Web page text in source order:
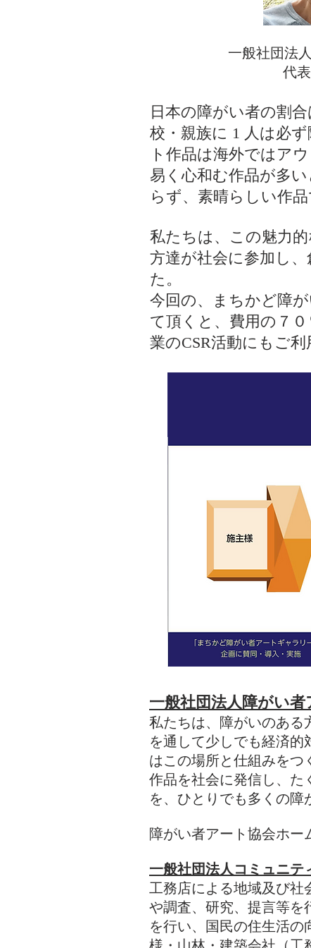
一般社団法
代
日本の障がい者の割
校・親族に 1 人は必
ト作品は海外ではア
易く心和む作品が多
らず、素晴らしい作
私たちは、この魅力
方達が社会に参加し
た。
今回の、まちかど障
て頂くと、費用の７
業のCSR活動にもご
一般社団法人障がい
私たちは、 障がいのある
を通して少しでも経済的
はこの場所と仕組みをつ
作品を社会に発信し、た
を、ひとりでも多くの障
障がい者アート協会ホー
一般社団法人コミュニテ
工務店による地域及 び社
や調査、研究、提言等を
を行い、国民の住生活の